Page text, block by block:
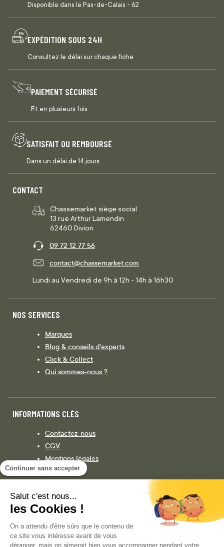
Continuer sans accepter
Salut c'est nous...
les Cookies !
On a attendu d'être sûrs que le contenu de
ce site vous intéresse avant de vous
déranger, mais on aimerait bien vous accompagner pendant votre
Disponible dans le Pas-de-Calais - 62
EXPÉDITION SOUS 24H
Consultez le délai sur chaque fiche
PAIEMENT SÉCURISÉ
Et en plusieurs fois
SATISFAIT OU REMBOURSÉ
Dans un délai de 14 jours
CONTACT
Chassemarket siège social
13 rue Arthur Lamendin
62460 Divion
09 72 12 77 56
contact@chassemarket.com
Lundi au Vendredi de 9h à 12h - 14h à 16h30
NOS SERVICES
Marques
Blog & conseils d'experts
Click & Collect
Qui sommes-nous ?
INFORMATIONS CLÉS
Contactez-nous
CGV
Mentions légales
Législation
Facebook Instagram